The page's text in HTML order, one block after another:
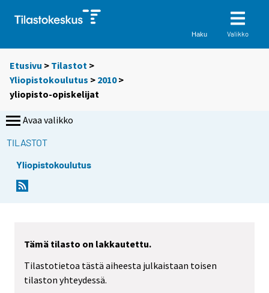
Haku Valikko
Etusivu > Tilastot >
Yliopistokoulutus > 2010>
yliopisto-opiskelijat
Avaa valikko
TILASTOT
Yliopistokoulutus
Tämä tilasto on lakkautettu.
Tilastotietoa tästä aiheesta julkaistaan toisen
tilaston yhteydessä.